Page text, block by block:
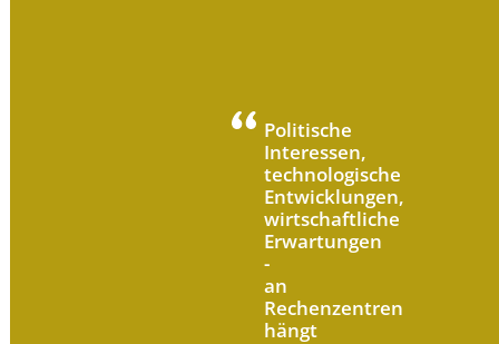
Politische
Interessen,
technologische
Entwicklungen,
wirtschaftliche
Erwartungen
-
an
Rechenzentren
hängt